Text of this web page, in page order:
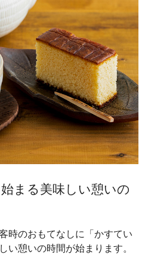
まる美味しい憩いの
時のおもてなしに「かすてい
い憩いの時間が始まります。